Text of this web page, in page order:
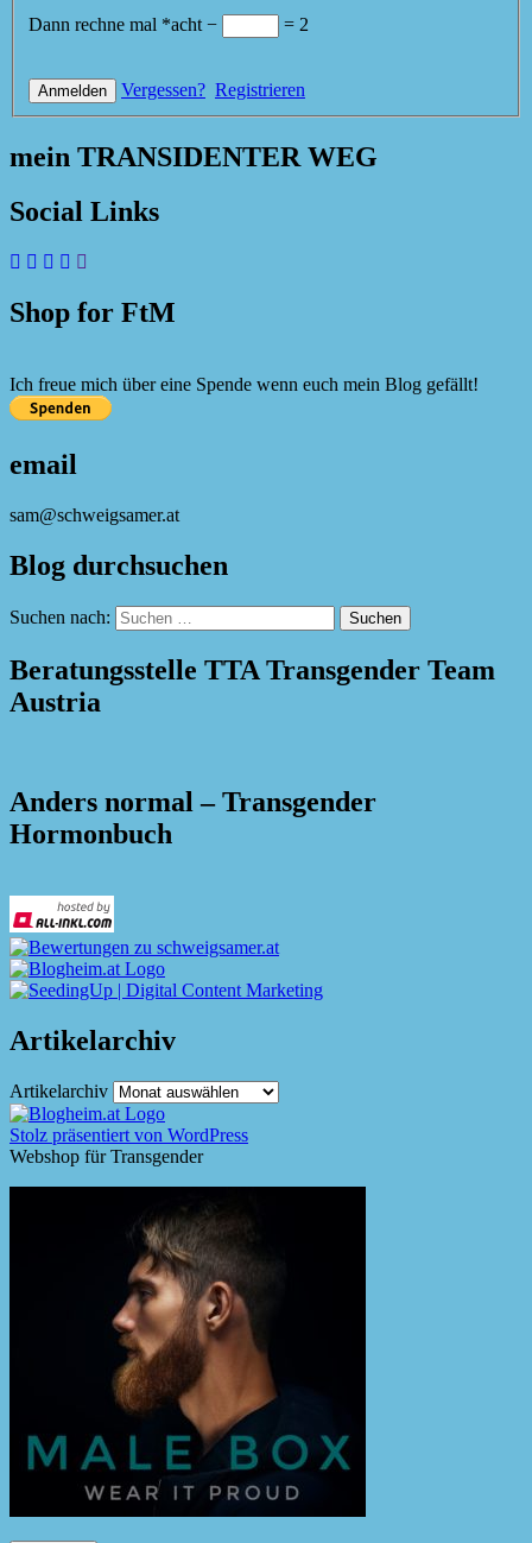
Dann rechne mal *acht − = 2
Vergessen? Registrieren
mein TRANSIDENTER WEG
Social Links
Shop for FtM
Ich freue mich über eine Spende wenn euch mein Blog gefällt!
email
sam@schweigsamer.at
Blog durchsuchen
Suchen nach:
Beratungsstelle TTA Transgender Team
Austria
Anders normal – Transgender
Hormonbuch
Artikelarchiv
Artikelarchiv
Stolz präsentiert von WordPress
Webshop für Transgender